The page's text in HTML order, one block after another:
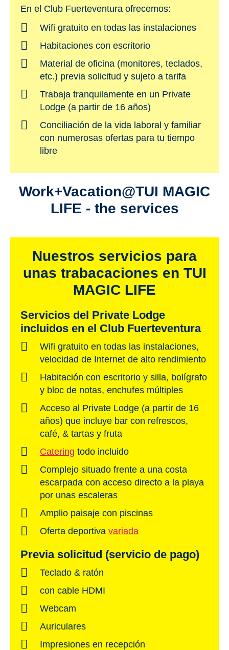
En el Club Fuerteventura ofrecemos:
Wifi gratuito en todas las instalaciones
Habitaciones con escritorio
Material de oficina (monitores, teclados,
etc.) previa solicitud y sujeto a tarifa
Trabaja tranquilamente en un Private
Lodge (a partir de 16 años)
Conciliación de la vida laboral y familiar
con numerosas ofertas para tu tiempo
libre
Work+Vacation@TUI MAGIC
LIFE - the services
Nuestros servicios para
unas trabacaciones en TUI
MAGIC LIFE
Servicios del Private Lodge
incluidos en el Club Fuerteventura
Wifi gratuito en todas las instalaciones,
velocidad de Internet de alto rendimiento
Habitación con escritorio y silla, bolígrafo
y bloc de notas, enchufes múltiples
Acceso al Private Lodge (a partir de 16
años) que incluye bar con refrescos,
café, & tartas y fruta
Catering todo incluido
Complejo situado frente a una costa
escarpada con acceso directo a la playa
por unas escaleras
Amplio paisaje con piscinas
Oferta deportiva variada
Previa solicitud (servicio de pago)
Teclado & ratón
con cable HDMI
Webcam
Auriculares
Impresiones en recepción